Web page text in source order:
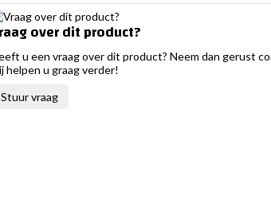
over dit product?
u een vraag over dit product? Neem dan gerust
helpen u graag verder!
Stuur vraag